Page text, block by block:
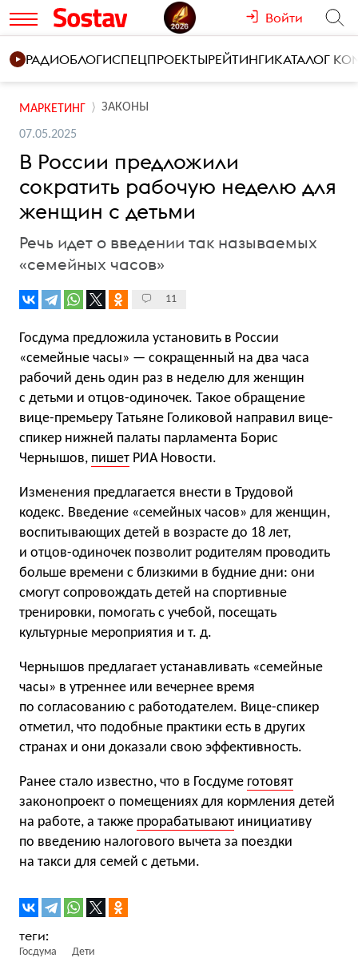
Войти
РАДИОБЛОГИСПЕЦПРОЕКТЫРЕЙТИНГИКАТАЛОГ
МАРКЕТИНГ ЗАКОНЫ
07.05.2025
В России предложили
сократить рабочую неделю для
женщин с детьми
Речь идет о введении так называемых
«семейных часов»
11
Госдума предложила установить в России
«семейные часы» — сокращенный на два часа
рабочий день один раз в неделю для женщин
с детьми и отцов-одиночек. Такое обращение
вице-премьеру Татьяне Голиковой направил вице-
спикер нижней палаты парламента Борис
Чернышов, пишет РИА Новости.
Изменения предлагается внести в Трудовой
кодекс. Введение «семейных часов» для женщин,
воспитывающих детей в возрасте до 18 лет,
и отцов-одиночек позволит родителям проводить
больше времени с близкими в будние дни: они
смогут сопровождать детей на спортивные
тренировки, помогать с учебой, посещать
культурные мероприятия и т. д.
Чернышов предлагает устанавливать «семейные
часы» в утреннее или вечернее время
по согласованию с работодателем. Вице-спикер
отметил, что подобные практики есть в других
странах и они доказали свою эффективность.
Ранее стало известно, что в Госдуме готовят
законопроект о помещениях для кормления детей
на работе, а также прорабатывают инициативу
по введению налогового вычета за поездки
на такси для семей с детьми.
Госдума Дети